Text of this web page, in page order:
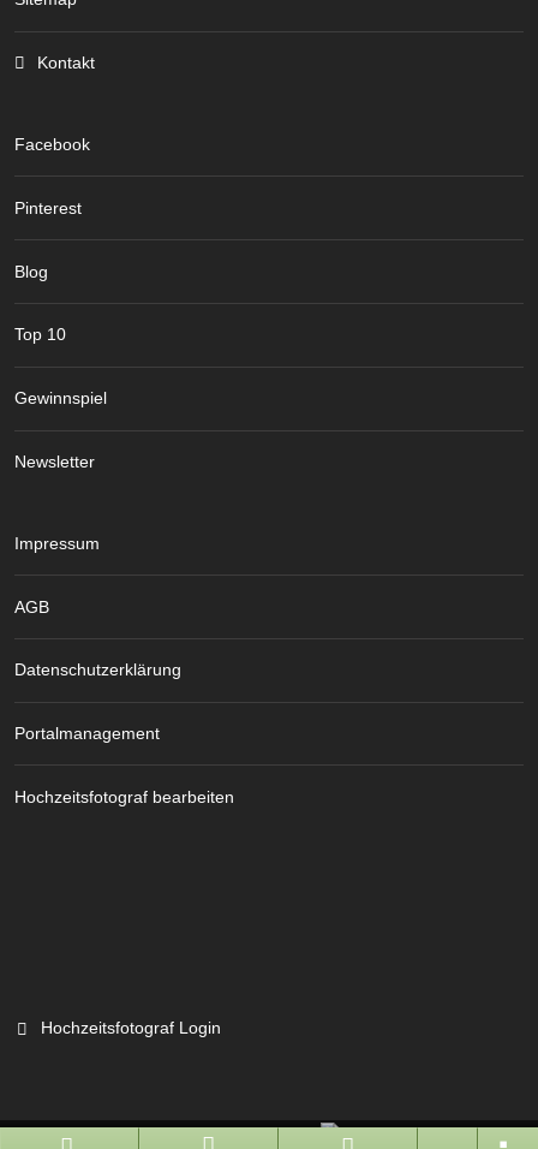
Kontakt
Facebook
Pinterest
Blog
Top 10
Gewinnspiel
Newsletter
Impressum
AGB
Datenschutzerklärung
Portalmanagement
Hochzeitsfotograf bearbeiten
Hochzeitsfotograf Login
Branchenportal Software made in Germany